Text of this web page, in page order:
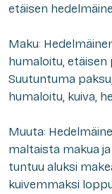
etäisen
Maku:
humaloitu, etäisen
Suutuntuma
humaloitu, kuiva,
Muuta:
maltaista makua
tuntuu aluksi
kuivemmaksi